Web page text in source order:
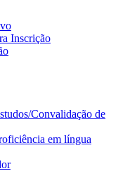
Inscrição
Convalidação de
em língua